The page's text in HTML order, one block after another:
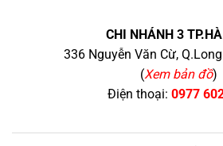
CHI NHÁNH 3
336 Nguyễn Văn Cừ,
(Xem bản đồ)
Điện thoại: 0977